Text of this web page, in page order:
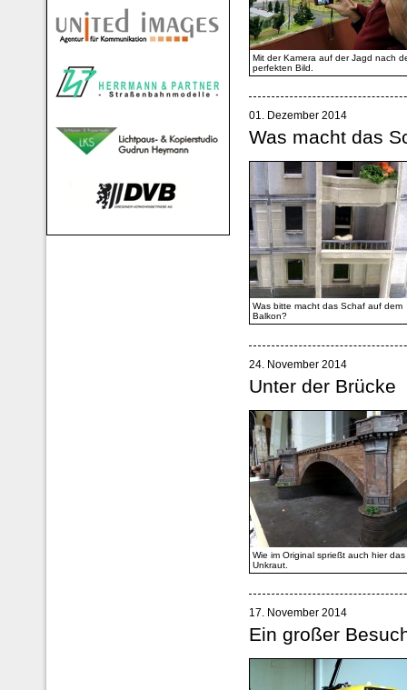
Mit der Kamera auf der Jagd nach
perfekten Bild.
01. Dezember 2014
Was macht das
Was bitte macht das Schaf auf dem
Balkon?
24. November 2014
Unter der Brücke
Wie im Original sprießt auch hier das
Unkraut.
17. November 2014
Ein großer